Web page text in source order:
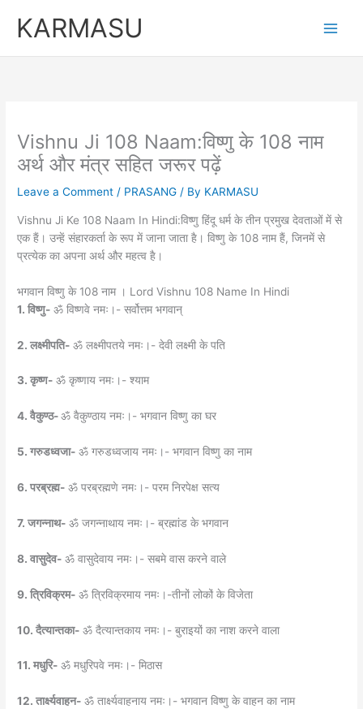
KARMASU
Vishnu Ji 108 Naam:विष्णु के 108 नाम
अर्थ और मंत्र सहित जरूर पढ़ें
Leave a Comment / PRASANG / By KARMASU
Vishnu Ji Ke 108 Naam In Hindi:विष्णु हिंदू धर्म के तीन प्रमुख देवताओं में से
एक हैं। उन्हें संहारकर्ता के रूप में जाना जाता है। विष्णु के 108 नाम हैं, जिनमें से
प्रत्येक का अपना अर्थ और महत्व है।
भगवान विष्णु के 108 नाम । Lord Vishnu 108 Name In Hindi
1. विष्णु- ॐ विष्णवे नमः।- सर्वोत्तम भगवान्
2. लक्ष्मीपति- ॐ लक्ष्मीपतये नमः।- देवी लक्ष्मी के पति
3. कृष्ण- ॐ कृष्णाय नमः।- श्याम
4. वैकुण्ठ-ॐ वैकुण्ठाय नमः।- भगवान विष्णु का घर
5. गरुडध्वजा- ॐ गरुडध्वजाय नमः।- भगवान विष्णु का नाम
6. परब्रह्म- ॐ परब्रह्मणे नमः।- परम निरपेक्ष सत्य
7. जगन्नाथ- ॐ जगन्नाथाय नमः।- ब्रह्मांड के भगवान
8. वासुदेव- ॐ वासुदेवाय नमः।- सबमे वास करने वाले
9. त्रिविक्रम- ॐ त्रिविक्रमाय नमः।-तीनों लोकों के विजेता
10. दैत्यान्तका- ॐ दैत्यान्तकाय नमः।- बुराइयों का नाश करने वाला
11. मधुरि- ॐ मधुरिपवे नमः।- मिठास
12. तार्क्ष्यवाहन- ॐ तार्क्ष्यवाहनाय नमः।- भगवान विष्णु के वाहन का नाम